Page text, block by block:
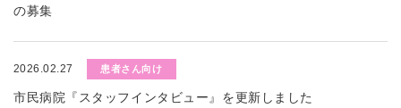
の募集
2026.02.27 患者さん向け
市民病院『スタッフインタビュー』を更新しました